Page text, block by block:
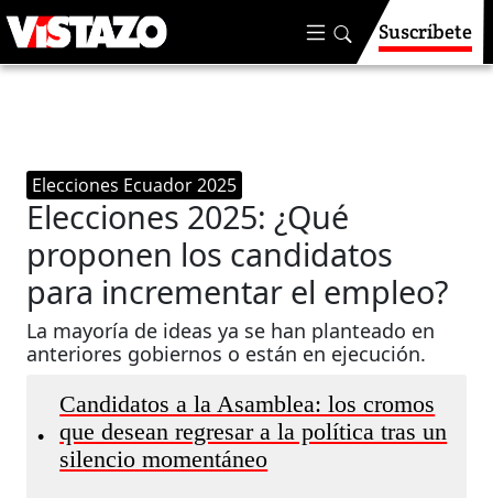
Suscríbete
Elecciones Ecuador 2025
Elecciones 2025: ¿Qué
proponen los candidatos
para incrementar el empleo?
La mayoría de ideas ya se han planteado en
anteriores gobiernos o están en ejecución.
•
Candidatos a la Asamblea: los cromos
que desean regresar a la política tras un
silencio momentáneo